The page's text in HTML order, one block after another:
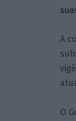
A
O